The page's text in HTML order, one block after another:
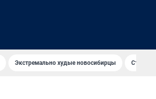
Экстремально худые новосибирцы Старт